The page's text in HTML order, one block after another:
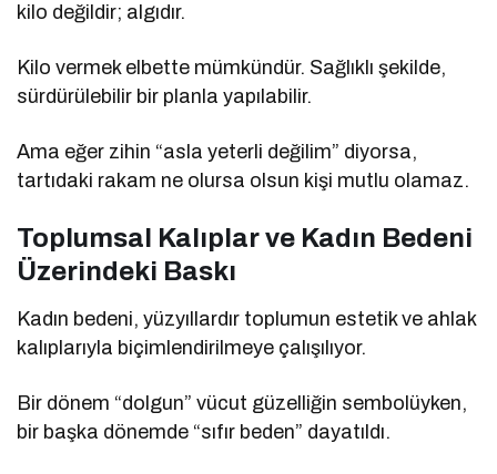
kilo değildir; algıdır.
Kilo vermek elbette mümkündür. Sağlıklı şekilde,
sürdürülebilir bir planla yapılabilir.
Ama eğer zihin “asla yeterli değilim” diyorsa,
tartıdaki rakam ne olursa olsun kişi mutlu olamaz.
Toplumsal Kalıplar ve Kadın Bedeni
Üzerindeki Baskı
Kadın bedeni, yüzyıllardır toplumun estetik ve ahlak
kalıplarıyla biçimlendirilmeye çalışılıyor.
Bir dönem “dolgun” vücut güzelliğin sembolüyken,
bir başka dönemde “sıfır beden” dayatıldı.